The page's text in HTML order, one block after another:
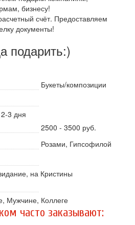
бизнесу!
счёт. Предоставляем
документы!
подарить:)
Букеты/композиции
2-3 дня
2500 - 3500 руб.
Розами, Гипсофилой
на Кристины
Мужчине, Коллеге
часто заказывают: